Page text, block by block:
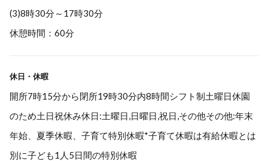
(3)8時30分～17時30分
休憩時間：60分
休日・休暇
開所7時15分から閉所19時30分内8時間シフト制土曜日休園
のため土日祝休み休日:土曜日,日曜日,祝日,その他その他:年末
年始、夏季休暇、子育て特別休暇*子育て休暇は有給休暇とは
別に子ども1人5日間の特別休暇